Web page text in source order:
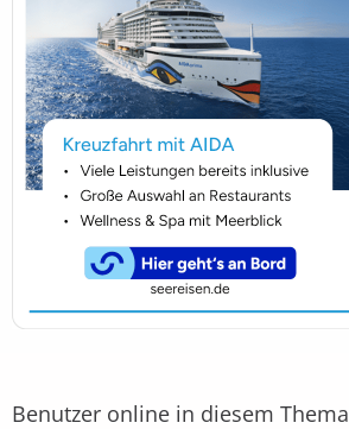
Benutzer online in diesem Thema